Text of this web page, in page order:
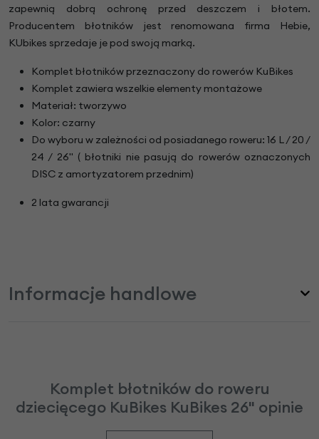
zapewnią dobrą ochronę przed deszczem i błotem.
Producentem błotników jest renomowana firma Hebie,
KUbikes sprzedaje je pod swoją marką.
Komplet błotników przeznaczony do rowerów KuBikes
Komplet zawiera wszelkie elementy montażowe
Materiał: tworzywo
Kolor: czarny
Do wyboru w zależności od posiadanego roweru: 16 L / 20 /
24 / 26" ( błotniki nie pasują do rowerów oznaczonych
DISC z amortyzatorem przednim)
2 lata gwarancji
Informacje handlowe
Komplet błotników do roweru
dziecięcego KuBikes KuBikes 26" opinie